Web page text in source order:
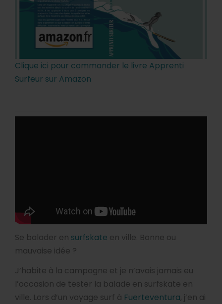
Clique ici pour commander le livre Apprenti
Surfeur sur Amazon
Se balader en surfskate en ville. Bonne ou
mauvaise idée ?
J’habite à la campagne et je n’avais jamais eu
l’occasion de tester la balade en surfskate en
ville. Lors d’un voyage surf à Fuerteventura, j’en ai